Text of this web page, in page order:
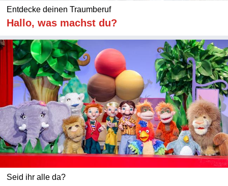
Entdecke deinen Traumberuf
Hallo, was machst du?
Seid ihr alle da?